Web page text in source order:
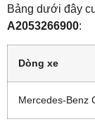
Bảng dưới đây
A2053266900:
Dòng xe
Mercedes-Benz